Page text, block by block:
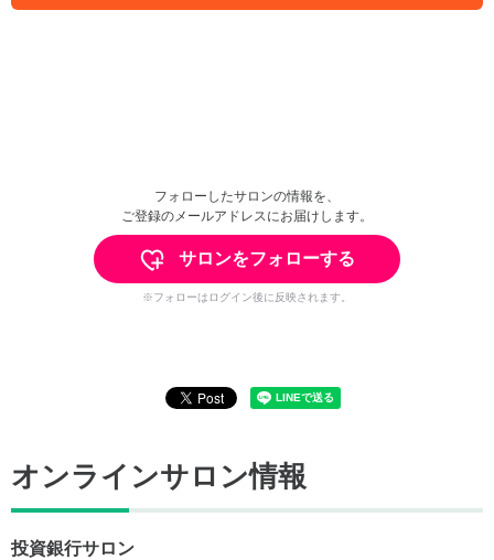
フォローしたサロンの情報を、
ご登録のメールアドレスにお届けします。
サロンをフォローする
※フォローはログイン後に反映されます。
オンラインサロン情報
投資銀行サロン